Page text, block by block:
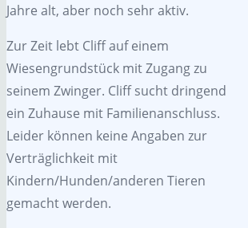
Jahre alt, aber noch sehr aktiv.
Zur Zeit lebt Cliff auf einem
Wiesengrundstück mit Zugang zu
seinem Zwinger. Cliff sucht dringend
ein Zuhause mit Familienanschluss.
Leider können keine Angaben zur
Verträglichkeit mit
Kindern/Hunden/anderen Tieren
gemacht werden.